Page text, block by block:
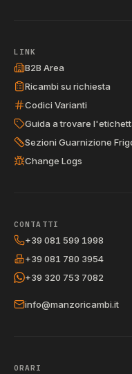
LINK
B2B Area
Ricambi su richiesta
Codici Varianti
Guida a trovare
Sezioni Guarnizione
Change Logs
CONTATTI
+39 081 599 1998
+39 081 780 3954
+39 320 753 7082
info@manzoricambi.it
ORARI